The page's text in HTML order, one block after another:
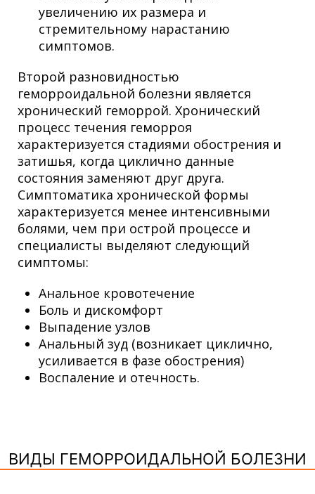
увеличению их размера и
стремительному нарастанию
симптомов.
Второй разновидностью
геморроидальной болезни является
хронический геморрой. Хронический
процесс течения геморроя
характеризуется стадиями обострения и
затишья, когда циклично данные
состояния заменяют друг друга.
Симптоматика хронической формы
характеризуется менее интенсивными
болями, чем при острой процессе и
специалисты выделяют следующий
симптомы:
Анальное кровотечение
Боль и дискомфорт
Выпадение узлов
Анальный зуд (возникает циклично,
усиливается в фазе обострения)
Воспаление и отечность.
ВИДЫ ГЕМОРРОИДАЛЬНОЙ БОЛЕЗНИ